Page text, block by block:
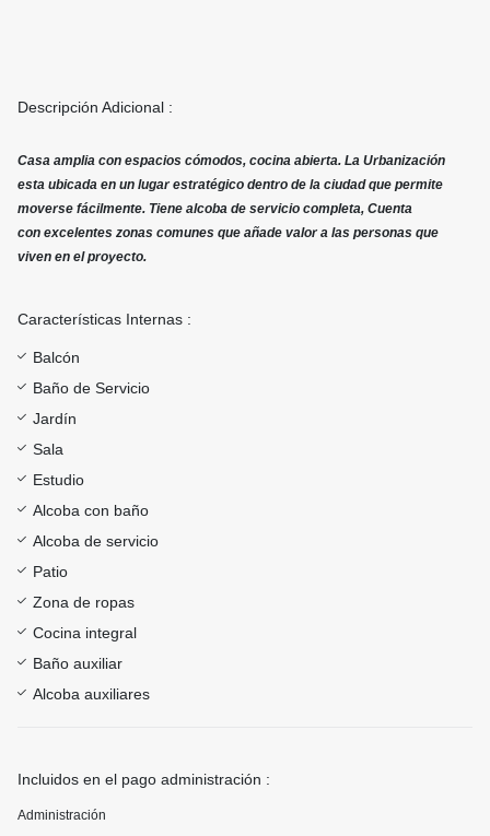
Descripción Adicional :
Casa amplia con espacios cómodos, cocina abierta. La Urbanización
esta ubicada en un lugar estratégico dentro de la ciudad que permite
moverse fácilmente. Tiene alcoba de servicio completa, Cuenta
con excelentes zonas comunes que añade valor a las personas que
viven en el proyecto.
Características Internas :
Balcón
Baño de Servicio
Jardín
Sala
Estudio
Alcoba con baño
Alcoba de servicio
Patio
Zona de ropas
Cocina integral
Baño auxiliar
Alcoba auxiliares
Incluidos en el pago administración :
Administración